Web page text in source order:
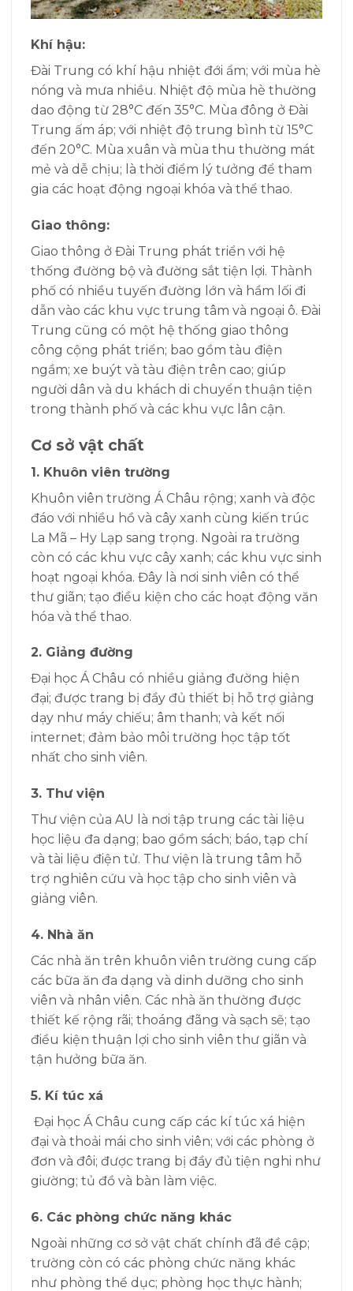
Khí hậu:
Đài Trung có khí hậu nhiệt đới ẩm; với mùa hè
nóng và mưa nhiều. Nhiệt độ mùa hè thường
dao động từ 28°C đến 35°C. Mùa đông ở Đài
Trung ấm áp; với nhiệt độ trung bình từ 15°C
đến 20°C. Mùa xuân và mùa thu thường mát
mẻ và dễ chịu; là thời điểm lý tưởng để tham
gia các hoạt động ngoại khóa và thể thao.
Giao thông:
Giao thông ở Đài Trung phát triển với hệ
thống đường bộ và đường sắt tiện lợi. Thành
phố có nhiều tuyến đường lớn và hầm lối đi
dẫn vào các khu vực trung tâm và ngoại ô. Đài
Trung cũng có một hệ thống giao thông
công cộng phát triển; bao gồm tàu điện
ngầm; xe buýt và tàu điện trên cao; giúp
người dân và du khách di chuyển thuận tiện
trong thành phố và các khu vực lân cận.
Cơ sở vật chất
1. Khuôn viên trường
Khuôn viên trường Á Châu rộng; xanh và độc
đáo với nhiều hồ và cây xanh cùng kiến trúc
La Mã – Hy Lạp sang trọng. Ngoài ra trường
còn có các khu vực cây xanh; các khu vực sinh
hoạt ngoại khóa. Đây là nơi sinh viên có thể
thư giãn; tạo điều kiện cho các hoạt động văn
hóa và thể thao.
2. Giảng đường
Đại học Á Châu có nhiều giảng đường hiện
đại; được trang bị đầy đủ thiết bị hỗ trợ giảng
dạy như máy chiếu; âm thanh; và kết nối
internet; đảm bảo môi trường học tập tốt
nhất cho sinh viên.
3. Thư viện
Thư viện của AU là nơi tập trung các tài liệu
học liệu đa dạng; bao gồm sách; báo, tạp chí
và tài liệu điện tử. Thư viện là trung tâm hỗ
trợ nghiên cứu và học tập cho sinh viên và
giảng viên.
4. Nhà ăn
Các nhà ăn trên khuôn viên trường cung cấp
các bữa ăn đa dạng và dinh dưỡng cho sinh
viên và nhân viên. Các nhà ăn thường được
thiết kế rộng rãi; thoáng đãng và sạch sẽ; tạo
điều kiện thuận lợi cho sinh viên thư giãn và
tận hưởng bữa ăn.
5. Kí túc xá
Đại học Á Châu cung cấp các kí túc xá hiện
đại và thoải mái cho sinh viên; với các phòng ở
đơn và đôi; được trang bị đầy đủ tiện nghi như
giường; tủ đồ và bàn làm việc.
6. Các phòng chức năng khác
Ngoài những cơ sở vật chất chính đã đề cập;
trường còn có các phòng chức năng khác
như phòng thể dục; phòng học thực hành;